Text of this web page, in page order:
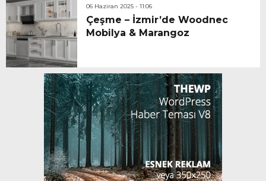
06 Haziran 2025 - 11:06
Çeşme – İzmir’de Woodnec
Mobilya & Marangoz